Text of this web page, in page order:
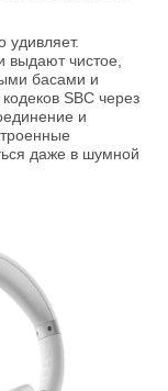
удивляет.
чистое,
басами и
SBC через
и
даже в шумной